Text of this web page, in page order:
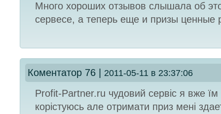
Много хороших отзывов слышала об
сервесе, а теперь еще и призы ценные
Коментатор 76 2011-05-11 в 23:37:06
Profit-Partner.ru чудовий сервіc я вже їм
корістуюсь але отримати приз мені